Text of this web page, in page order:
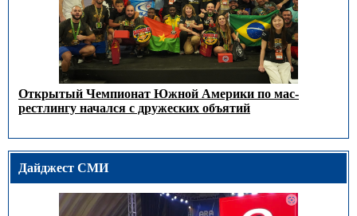
Открытый Чемпионат Южной Америки по мас-
рестлингу начался с дружеских объятий
Дайджест СМИ